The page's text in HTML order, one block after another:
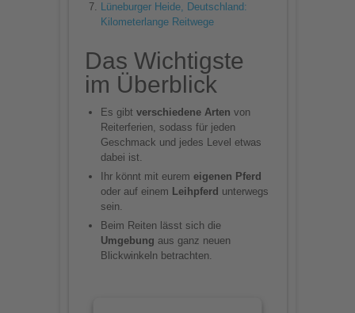
Lüneburger Heide, Deutschland:
Kilometerlange Reitwege
Das Wichtigste
im Überblick
Es gibt verschiedene Arten von
Reiterferien, sodass für jeden
Geschmack und jedes Level etwas
dabei ist.
Ihr könnt mit eurem eigenen Pferd
oder auf einem Leihpferd unterwegs
sein.
Beim Reiten lässt sich die
Umgebung aus ganz neuen
Blickwinkeln betrachten.